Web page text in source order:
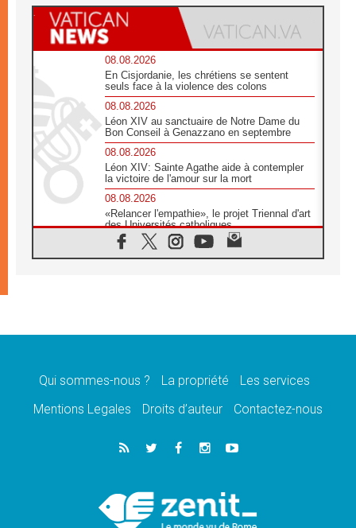
08.08.2026
En Cisjordanie, les chrétiens se sentent
seuls face à la violence des colons
08.08.2026
Léon XIV au sanctuaire de Notre Dame du
Bon Conseil à Genazzano en septembre
08.08.2026
Léon XIV: Sainte Agathe aide à contempler
la victoire de l'amour sur la mort
08.08.2026
«Relancer l'empathie», le projet Triennal d'art
des Universités catholiques
08.08.2026
Signis 2026, donner la parole aux religieuses
07.08.2026
07.08.2026
de l'Assomption et mémoire nationale
«La paix commence par l'empathie» estime
le cardinal Parolin
En Colombie, «la paix ne s'achète pas avec
une signature»
Qui sommes-nous ? La propriété
Les services
Mentions Legales
Droits d’auteur Contactez-nous